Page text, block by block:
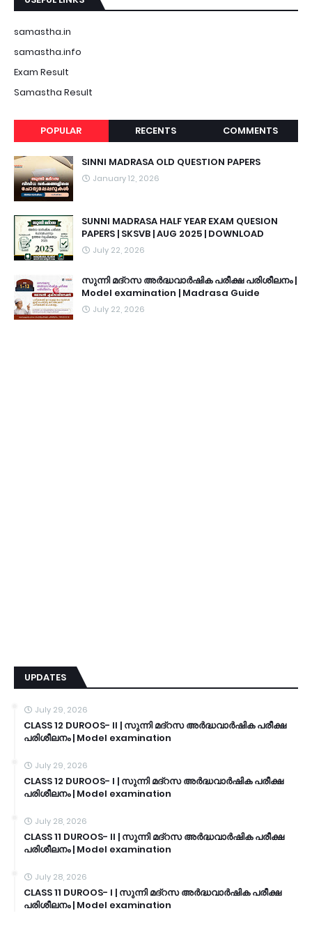
samastha.in
samastha.info
Exam Result
Samastha Result
POPULAR RECENTS COMMENTS
SINNI MADRASA OLD QUESTION PAPERS
January 12, 2026
SUNNI MADRASA HALF YEAR EXAM QUESION
PAPERS | SKSVB | AUG 2025 | DOWNLOAD
July 22, 2026
സുന്നി മദ്റസ അർദ്ധവാർഷിക പരീക്ഷ പരിശീലനം |
Model examination | Madrasa Guide
July 22, 2026
UPDATES
July 29, 2026
CLASS 12 DUROOS- II | സുന്നി മദ്റസ അർദ്ധവാർഷിക പരീക്ഷ
പരിശീലനം | Model examination
July 29, 2026
CLASS 12 DUROOS- I | സുന്നി മദ്റസ അർദ്ധവാർഷിക പരീക്ഷ
പരിശീലനം | Model examination
July 28, 2026
CLASS 11 DUROOS- II | സുന്നി മദ്റസ അർദ്ധവാർഷിക പരീക്ഷ
പരിശീലനം | Model examination
July 28, 2026
CLASS 11 DUROOS- I | സുന്നി മദ്റസ അർദ്ധവാർഷിക പരീക്ഷ
പരിശീലനം | Model examination